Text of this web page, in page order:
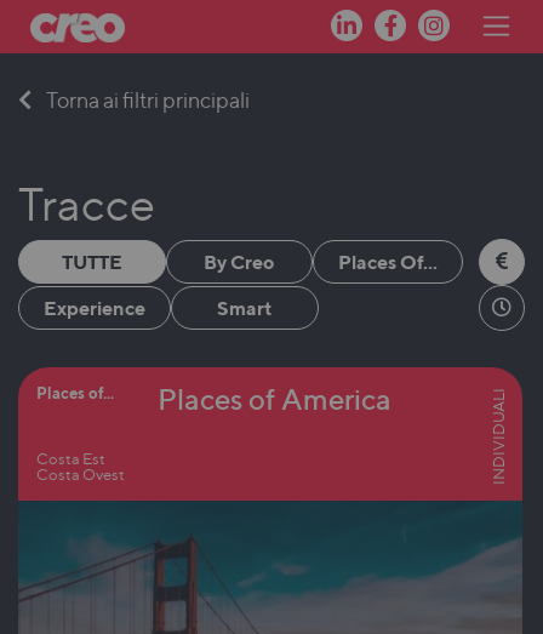
Torna ai filtri principali
Tracce
TUTTE By Creo
Places Of...
Experience
Smart
Places of...
Costa Est
Costa Ovest
Places of America INDIVIDUALI